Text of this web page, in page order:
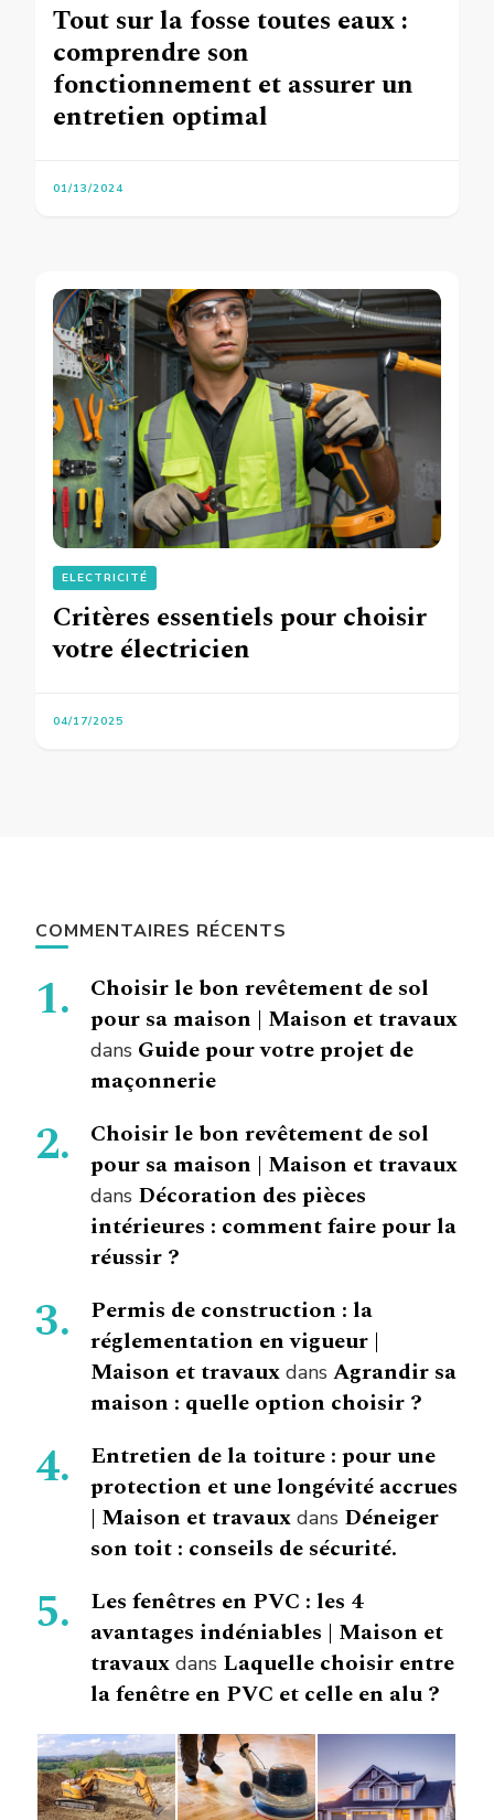
Tout sur la fosse toutes eaux :
comprendre son
fonctionnement et assurer un
entretien optimal
01/13/2024
ELECTRICITÉ
Critères essentiels pour choisir
votre électricien
04/17/2025
COMMENTAIRES RÉCENTS
Choisir le bon revêtement de sol
pour sa maison | Maison et travaux
dans Guide pour votre projet de
maçonnerie
Choisir le bon revêtement de sol
pour sa maison | Maison et travaux
dans Décoration des pièces
intérieures : comment faire pour la
réussir ?
Permis de construction : la
réglementation en vigueur |
Maison et travaux dans Agrandir sa
maison : quelle option choisir ?
Entretien de la toiture : pour une
protection et une longévité accrues
| Maison et travaux dans Déneiger
son toit : conseils de sécurité.
Les fenêtres en PVC : les 4
avantages indéniables | Maison et
travaux dans Laquelle choisir entre
la fenêtre en PVC et celle en alu ?